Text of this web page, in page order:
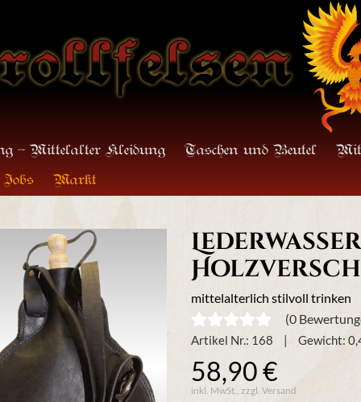
- Mittelalter Kleidung Taschen und Beutel
Jobs Markt
mittelalterlich stilvoll trinken
(0
Artikel Nr.: 168 Gewicht:
58,90 €
inkl. MwSt., zzgl. Versand